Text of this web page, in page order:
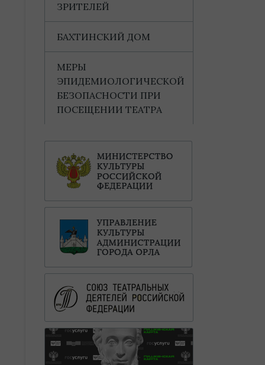
ЗРИТЕЛЕЙ
БАХТИНСКИЙ ДОМ
МЕРЫ
ЭПИДЕМИОЛОГИЧЕСКОЙ
БЕЗОПАСНОСТИ ПРИ
ПОСЕЩЕНИИ ТЕАТРА